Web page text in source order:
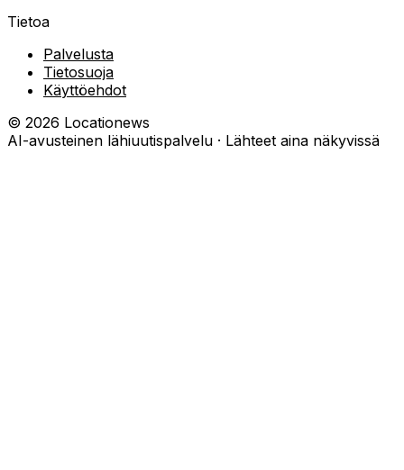
Tietoa
Palvelusta
Tietosuoja
Käyttöehdot
© 2026 Locationews
AI-avusteinen lähiuutispalvelu · Lähteet aina näkyvissä